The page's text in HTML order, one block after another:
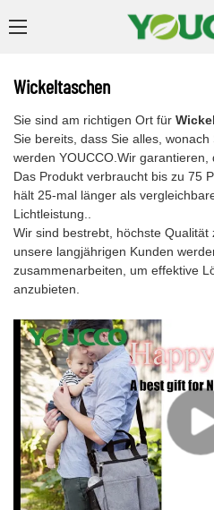
Wickeltaschen
Sie sind am richtigen Ort für
Sie bereits, dass Sie alles,
werden YOUCCO.Wir garantieren,
Das Produkt verbraucht bis zu 75
hält 25-mal länger als
Lichtleistung..
Wir sind bestrebt, höchste Qualität
unsere langjährigen Kunden
zusammenarbeiten, um effektive
anzubieten.